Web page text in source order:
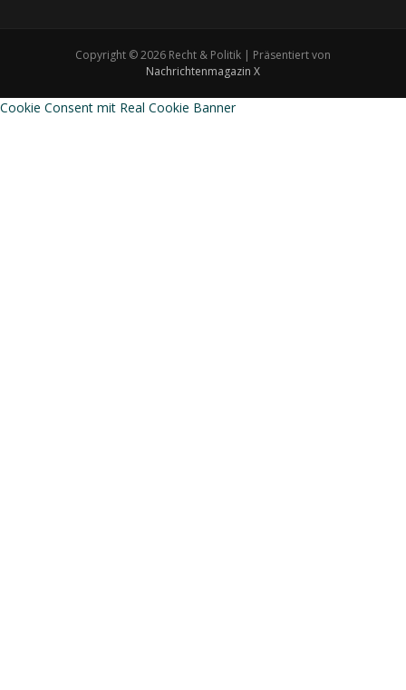
Copyright © 2026 Recht & Politik | Präsentiert von
Nachrichtenmagazin X
Cookie Consent mit Real Cookie Banner